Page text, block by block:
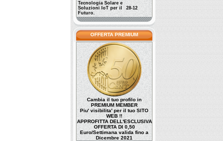
Tecnologia Solare e
Soluzioni IoT per il
Futuro.
28-12
OFFERTA PREMIUM
Cambia il tuo profilo in
PREMIUM MEMBER
Piu' visibilita' per il tuo SITO
WEB !!
APPROFITTA DELL'ESCLUSIVA
OFFERTA DI 0,50
Euro/Settimana valida fino a
Dicembre 2021